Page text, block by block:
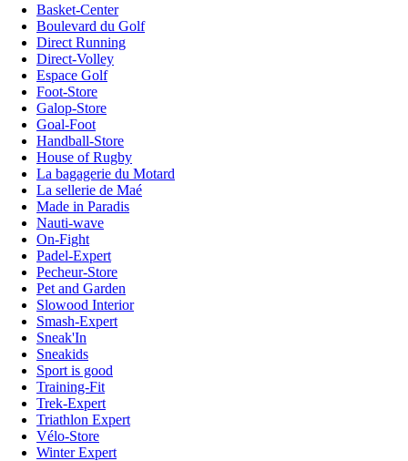
Basket-Center
Boulevard du Golf
Direct Running
Direct-Volley
Espace Golf
Foot-Store
Galop-Store
Goal-Foot
Handball-Store
House of Rugby
La bagagerie du Motard
La sellerie de Maé
Made in Paradis
Nauti-wave
On-Fight
Padel-Expert
Pecheur-Store
Pet and Garden
Slowood Interior
Smash-Expert
Sneak'In
Sneakids
Sport is good
Training-Fit
Trek-Expert
Triathlon Expert
Vélo-Store
Winter Expert